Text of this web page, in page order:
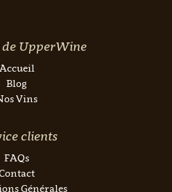
UpperWine
Accueil
Blog
Vins
clients
FAQs
Générales